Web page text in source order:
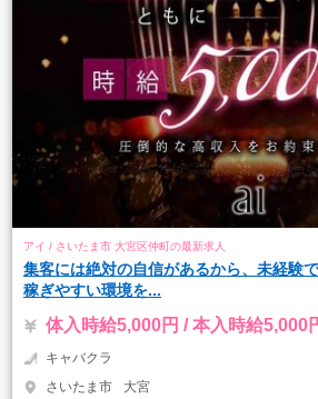
アイ / さいたま市 大宮区仲町の最新求人
集客には絶対の自信があるから、未経験
稼ぎやすい環境を...
体入時給5,000円 / 本入時給5,000
キャバクラ
さいたま市
大宮